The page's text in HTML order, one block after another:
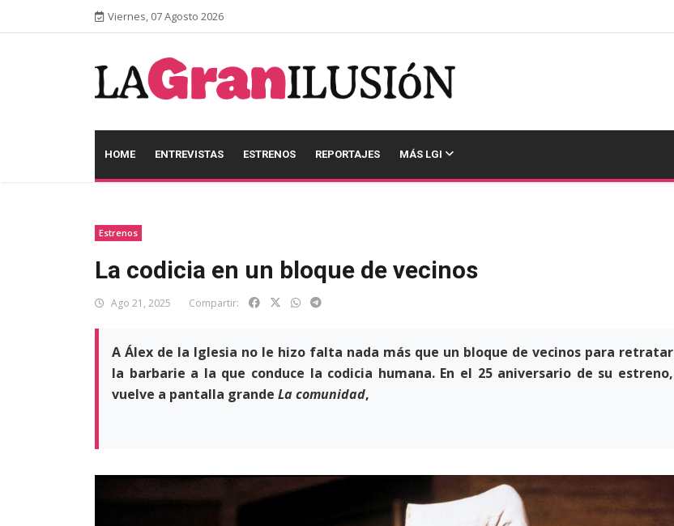
Viernes, 07 Agosto 2026
HOME ENTREVISTAS ESTRENOS REPORTAJES MÁS LGI
Estrenos
La codicia en un bloque de vecinos
Ago 21, 2025 Compartir:
A Álex de la Iglesia no le hizo falta nada más que un bloque de vecinos para retratar
la barbarie a la que conduce la codicia humana. En el 25 aniversario de su estreno,
vuelve a pantalla grande La comunidad,